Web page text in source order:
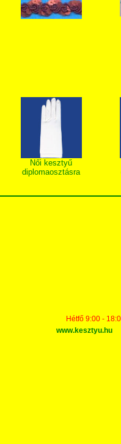
Női kesztyű
diplomaosztásra
Hétfő 9:00 -
www.kesztyu.hu